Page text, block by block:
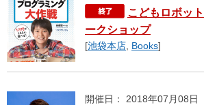
こどもロボッ
ークショップ
[池袋本店 Books]
開催日： 2018年07月08日